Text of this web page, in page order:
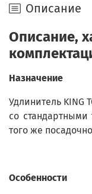
Описание
Описание,
Назначение
Удлинитель KING
со
того же
Особенности